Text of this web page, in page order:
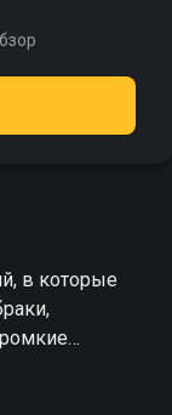
в которые